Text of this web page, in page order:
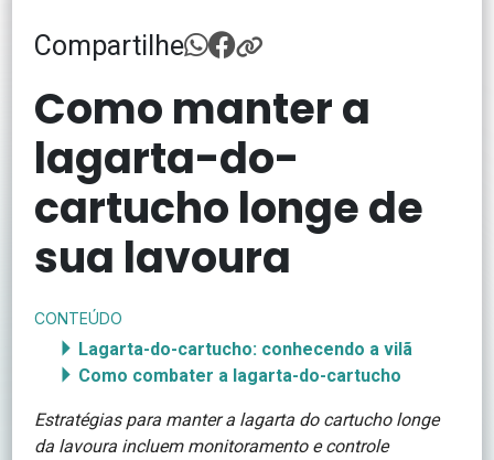
Compartilhe
Como manter a
lagarta-do-
cartucho longe de
sua lavoura
CONTEÚDO
Lagarta-do-cartucho: conhecendo a vilã
Como combater a lagarta-do-cartucho
Estratégias para manter a lagarta do cartucho longe
da lavoura incluem monitoramento e controle